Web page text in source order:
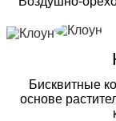
Бисквитные
основе